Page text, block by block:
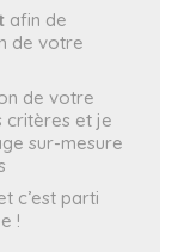
afin de
de votre
de votre
critères et je
sur-mesure
c’est parti
!